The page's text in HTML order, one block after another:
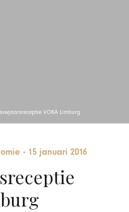
VOKA Limburg
- 15 januari 2016